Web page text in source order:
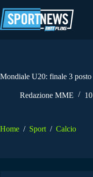
al
contenuto
Mondiale U20: finale 3 posto
Redazione MME
Home / Sport / Calcio